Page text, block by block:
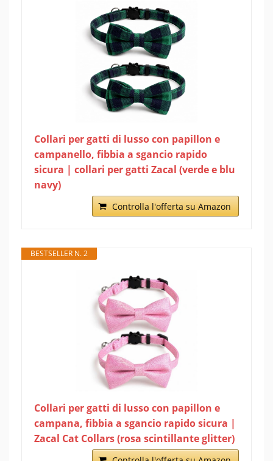
Collari per gatti di lusso con papillon e
campanello, fibbia a sgancio rapido
sicura | collari per gatti Zacal (verde e blu
navy)
Controlla l'offerta su Amazon
BESTSELLER N. 2
Collari per gatti di lusso con papillon e
campana, fibbia a sgancio rapido sicura |
Zacal Cat Collars (rosa scintillante glitter)